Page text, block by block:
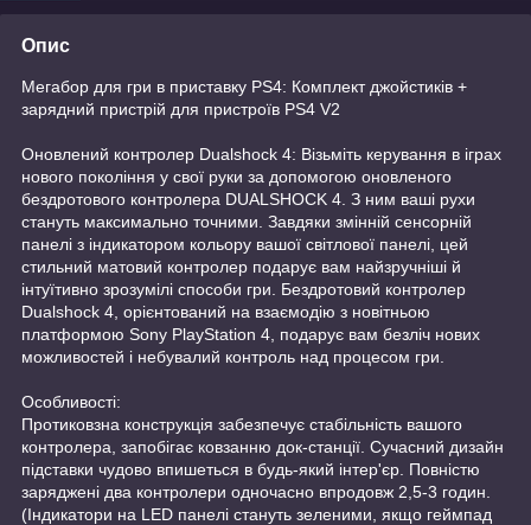
Опис
Мегабор для гри в приставку PS4: Комплект джойстиків +
зарядний пристрій для пристроїв PS4 V2
Оновлений контролер Dualshock 4: Візьміть керування в іграх
нового покоління у свої руки за допомогою оновленого
бездротового контролера DUALSHOCK 4. З ним ваші рухи
стануть максимально точними. Завдяки змінній сенсорній
панелі з індикатором кольору вашої світлової панелі, цей
стильний матовий контролер подарує вам найзручніші й
інтуїтивно зрозумілі способи гри. Бездротовий контролер
Dualshock 4, орієнтований на взаємодію з новітньою
платформою Sony PlayStation 4, подарує вам безліч нових
можливостей і небувалий контроль над процесом гри.
Особливості:
Протиковзна конструкція забезпечує стабільність вашого
контролера, запобігає ковзанню док-станції. Сучасний дизайн
підставки чудово впишеться в будь-який інтер'єр. Повністю
заряджені два контролери одночасно впродовж 2,5-3 годин.
(Індикатори на LED панелі стануть зеленими, якщо геймпад